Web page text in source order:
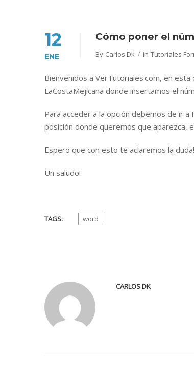
12
ENE
Cómo poner el
By Carlos Dk In Tutoriales
Bienvenidos a VerTutoriales.com, en
LaCostaMejicana donde insertamos el
Para acceder a la opción debemos de ir
posición donde queremos que aparezca,
Espero que con esto te aclaremos la duda!
Un saludo!
TAGS: word
CARLOS DK